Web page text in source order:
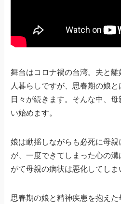
舞台はコロナ禍の台湾。夫と
人暮らしですが、思春期の娘
日々が続きます。そんな中、
い始めます。
娘は動揺しながらも必死に母
が、一度できてしまった心の
がて母親の病状は悪化してしま
思春期の娘と精神疾患を抱え